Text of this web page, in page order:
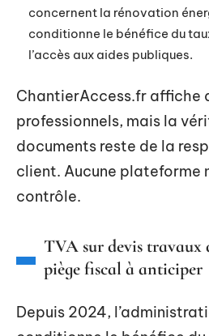
concernent la rénovation
conditionne le bénéfice du
l’accès aux aides publiques.
ChantierAccess.fr affiche
professionnels, mais la
documents reste de la
client. Aucune plateforme
contrôle.
TVA sur devis travaux
piège fiscal à anticiper
Depuis 2024,